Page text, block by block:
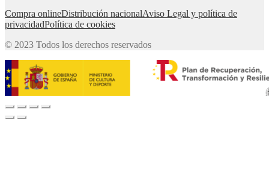
Compra onlineDistribución nacionalAviso Legal y política de
privacidadPolítica de cookies
© 2023 Todos los derechos reservados